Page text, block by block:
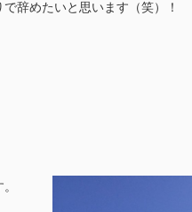
辞めたいと思います（笑）！